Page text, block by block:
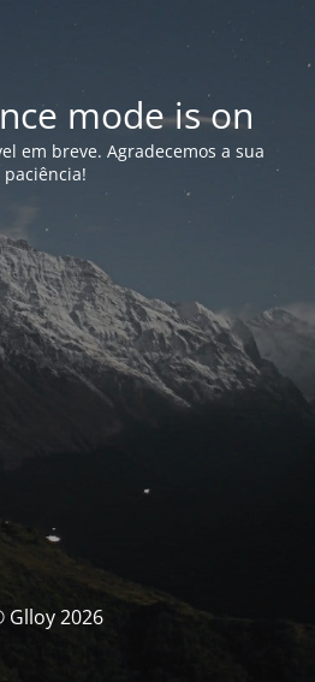
mode is on
em breve. Agradecemos a sua
paciência!
Glloy 2026